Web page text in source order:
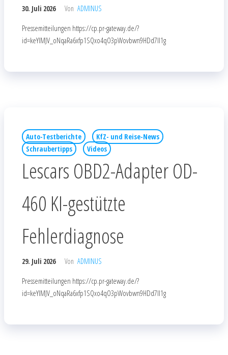
30. Juli 2026 Von ADMINUS
Pressemitteilungen https://cp.pr-gateway.de/?
id=keYlMJV_oNqaRa6xfp1SQxo4qO3pWovbwn9HDd7Il1g
Auto-Testberichte
KfZ- und Reise-News
Schraubertipps
Videos
Lescars OBD2-Adapter OD-
460 KI-gestützte
Fehlerdiagnose
29. Juli 2026 Von ADMINUS
Pressemitteilungen https://cp.pr-gateway.de/?
id=keYlMJV_oNqaRa6xfp1SQxo4qO3pWovbwn9HDd7Il1g